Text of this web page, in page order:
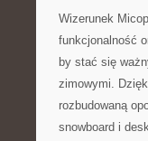
Wizerunek
funkcjonalność
by stać się
zimowymi.
rozbudowaną
snowboard i